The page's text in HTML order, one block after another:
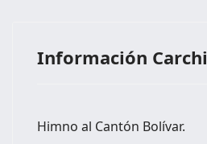
Información Carchi
Himno al Cantón Bolívar.